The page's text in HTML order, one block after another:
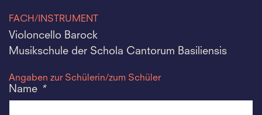
FACH/INSTRUMENT
Violoncello Barock
Musikschule der Schola Cantorum Basiliensis
Angaben zur Schülerin/zum Schüler
Name *